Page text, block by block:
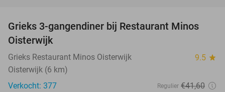
30%
Grieks 3-gangendiner bij Restaurant Minos
Oisterwijk
Grieks Restaurant Minos Oisterwijk 9.5 star
Oisterwijk (6 km)
Verkocht: 377
Regulier €41,60